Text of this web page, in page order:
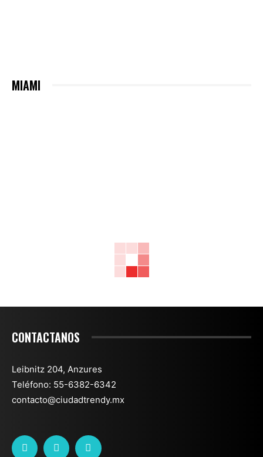
MIAMI
CONTACTANOS
Leibnitz 204, Anzures
Teléfono: 55-6382-6342
contacto@ciudadtrendy.mx